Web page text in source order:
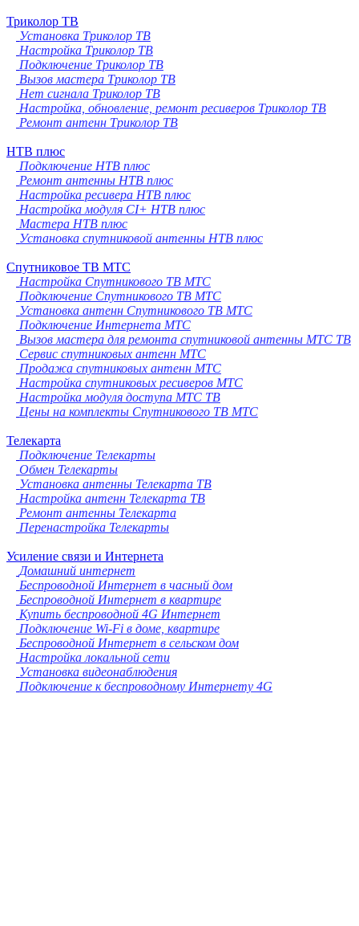
Триколор ТВ
Установка Триколор ТВ
Настройка Триколор ТВ
Подключение Триколор ТВ
Вызов мастера Триколор ТВ
Нет сигнала Триколор ТВ
Настройка, обновление, ремонт ресиверов Триколор ТВ
Ремонт антенн Триколор ТВ
НТВ плюс
Подключение НТВ плюс
Ремонт антенны НТВ плюс
Настройка ресивера НТВ плюс
Настройка модуля CI+ НТВ плюс
Мастера НТВ плюс
Установка спутниковой антенны НТВ плюс
Спутниковое ТВ МТС
Настройка Спутникового ТВ МТС
Подключение Спутникового ТВ МТС
Установка антенн Спутникового ТВ МТС
Подключение Интернета МТС
Вызов мастера для ремонта спутниковой антенны МТС ТВ
Сервис спутниковых антенн МТС
Продажа спутниковых антенн МТС
Настройка спутниковых ресиверов МТС
Настройка модуля доступа МТС ТВ
Цены на комплекты Спутникового ТВ МТС
Телекарта
Подключение Телекарты
Обмен Телекарты
Установка антенны Телекарта ТВ
Настройка антенн Телекарта ТВ
Ремонт антенны Телекарта
Перенастройка Телекарты
Усиление связи и Интернета
Домашний интернет
Беспроводной Интернет в часный дом
Беспроводной Интернет в квартире
Купить беспроводной 4G Интернет
Подключение Wi-Fi в доме, квартире
Беспроводной Интернет в сельском дом
Настройка локальной сети
Установка видеонаблюдения
Подключение к беспроводному Интернету 4G